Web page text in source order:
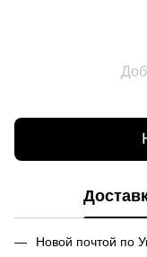
Новой почтой по